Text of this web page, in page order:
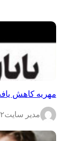
مهریه کاهش یافت از ۱۱۰
مدیر سایت۱۲